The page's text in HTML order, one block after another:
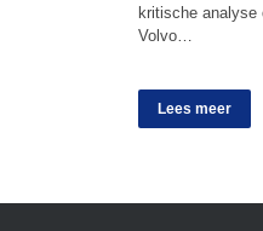
kritische analyse
Volvo…
Lees meer